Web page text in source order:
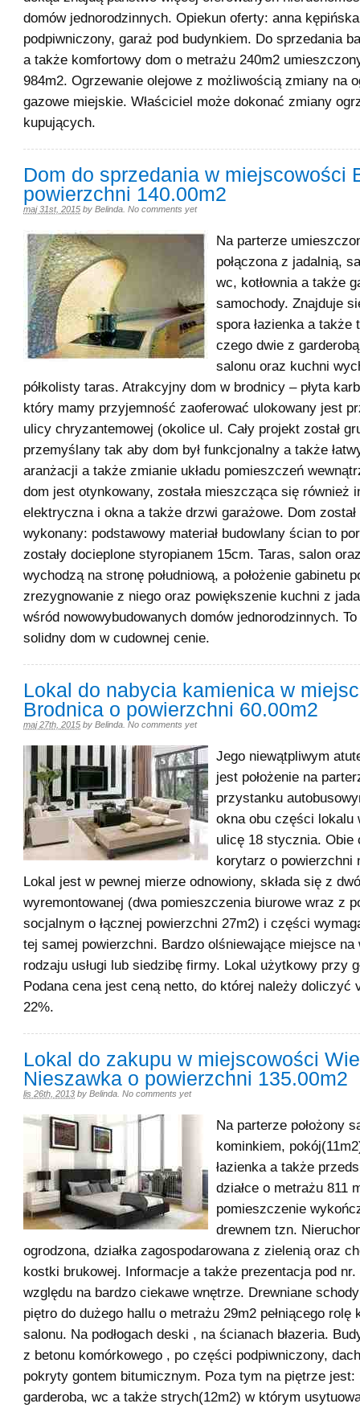
domów jednorodzinnych. Opiekun oferty: anna
podpiwniczony, garaż pod budynkiem. Do sprzedania
a także komfortowy dom o metrażu 240m2
984m2. Ogrzewanie olejowe z możliwością zmiany na
gazowe miejskie. Właściciel może dokonać zmiany
kupujących.
Dom do sprzedania w miejscowości
powierzchni 140.00m2
maj 31st, 2015 by Belinda No comments yet
Na parterze
połączona z jadalnią,
wc, kotłownia a także
samochody. Znajduje
spora łazienka a także
czego dwie z
salonu oraz kuchni
półkolisty taras. Atrakcyjny dom w brodnicy – płyta
który mamy przyjemność zaoferować ulokowany jest
ulicy chryzantemowej (okolice ul. Cały projekt został
przemyślany tak aby dom był funkcjonalny a także
aranżacji a także zmianie układu pomieszczeń
dom jest otynkowany, została mieszcząca się również
elektryczna i okna a także drzwi garażowe. Dom
wykonany: podstawowy materiał budowlany ścian to
zostały docieplone styropianem 15cm. Taras, salon
wychodzą na stronę południową, a położenie gabinetu
zrezygnowanie z niego oraz powiększenie kuchni z
wśród nowowybudowanych domów jednorodzinnych.
solidny dom w cudownej cenie.
Lokal do nabycia kamienica w
Brodnica o powierzchni 60.00m2
maj 27th, 2015 by Belinda No comments yet
Jego niewątpliwym
jest położenie na
przystanku
okna obu części lokalu
ulicę 18 stycznia. Obie
korytarz o powierzchni
Lokal jest w pewnej mierze odnowiony, składa się z
wyremontowanej (dwa pomieszczenia biurowe wraz z
socjalnym o łącznej powierzchni 27m2) i części
tej samej powierzchni. Bardzo olśniewające miejsce na
rodzaju usługi lub siedzibę firmy. Lokal użytkowy przy
Podana cena jest ceną netto, do której należy doliczyć
22%.
Lokal do zakupu w miejscowości
Nieszawka o powierzchni 135.00m2
lis 26th, 2013 by Belinda No comments yet
Na parterze położony
kominkiem,
łazienka a także
działce o metrażu 811
pomieszczenie
drewnem tzn.
ogrodzona, działka zagospodarowana z zielenią oraz
kostki brukowej. Informacje a także prezentacja pod
względu na bardzo ciekawe wnętrze. Drewniane
piętro do dużego hallu o metrażu 29m2 pełniącego rolę
salonu. Na podłogach deski , na ścianach błazeria.
z betonu komórkowego , po części podpiwniczony,
pokryty gontem bitumicznym. Poza tym na piętrze jest:
garderoba, wc a także strych(12m2) w którym